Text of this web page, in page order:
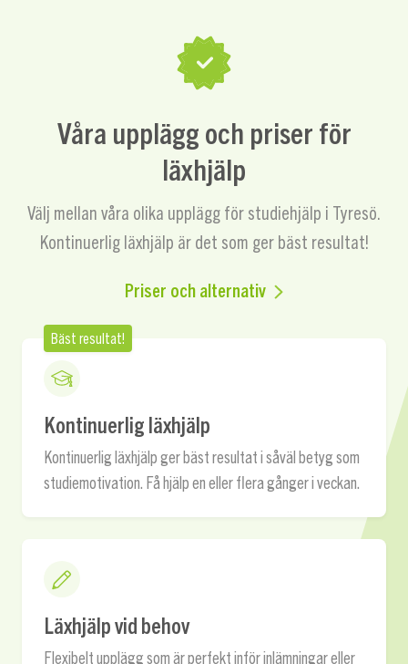
Våra upplägg och priser för
läxhjälp
Välj mellan våra olika upplägg för studiehjälp i Tyresö.
Kontinuerlig läxhjälp är det som ger bäst resultat!
Priser och alternativ
Bäst resultat!
Kontinuerlig läxhjälp
Kontinuerlig läxhjälp ger bäst resultat i såväl betyg som
studiemotivation. Få hjälp en eller flera gånger i veckan.
Läxhjälp vid behov
Flexibelt upplägg som är perfekt inför inlämningar eller